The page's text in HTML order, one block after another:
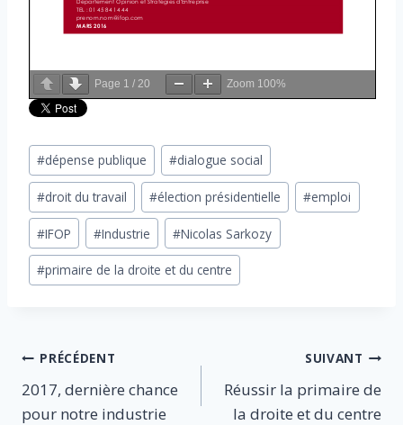
Page 1 / 20 Zoom 100%
Étiquettes
de
la
publication :
#dépense publique #dialogue social
#droit du travail #élection présidentielle #emploi
#IFOP #Industrie #Nicolas Sarkozy
#primaire de la droite et du centre
Navigation
de
PRÉCÉDENT
2017, dernière chance
pour notre industrie
SUIVANT
Réussir la primaire de
la droite et du centre